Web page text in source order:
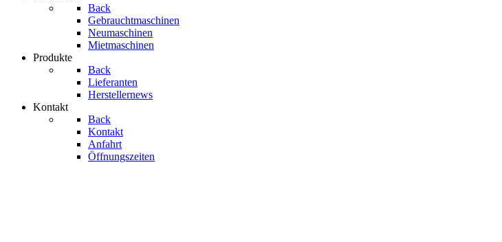
Back
Gebrauchtmaschinen
Neumaschinen
Mietmaschinen
Produkte
Back
Lieferanten
Herstellernews
Kontakt
Back
Kontakt
Anfahrt
Öffnungszeiten